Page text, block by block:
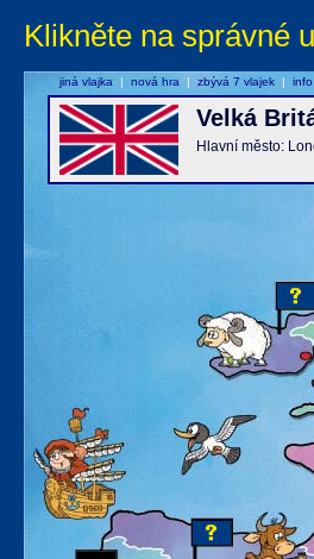
Klikněte na správné
Velká
Hlavní město:
jiná vlajka | nová hra | zbývá 7 vlajek | info